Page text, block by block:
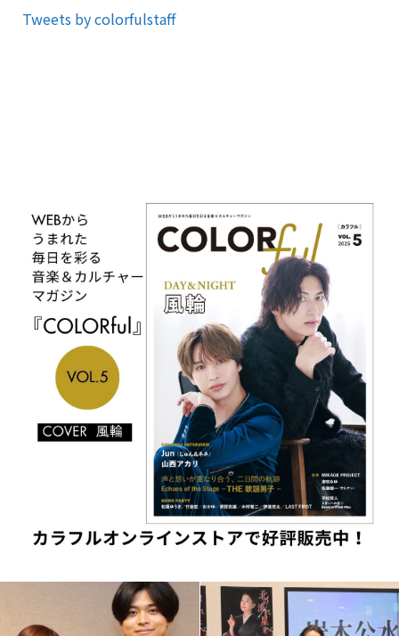
Tweets by colorfulstaff